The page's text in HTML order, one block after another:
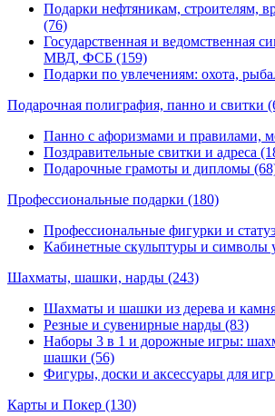
Подарки нефтяникам, строителям,
(76)
Государственная и ведомственная
МВД, ФСБ (159)
Подарки по увлечениям: охота,
Подарочная полиграфия, панно и свитки
Панно с афоризмами и правилами,
Поздравительные свитки и адреса
Подарочные грамоты и дипломы
Профессиональные подарки (180)
Профессиональные фигурки и
Кабинетные скульптуры и символы
Шахматы, шашки, нарды (243)
Шахматы и шашки из дерева и
Резные и сувенирные нарды (83)
Наборы 3 в 1 и дорожные игры:
шашки (56)
Фигуры, доски и аксессуары для
Карты и Покер (130)